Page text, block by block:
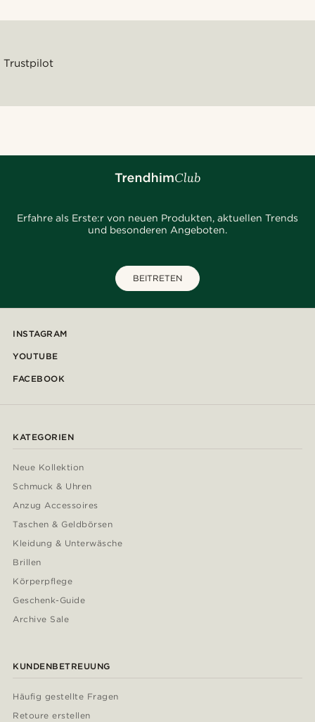
Trustpilot
Erfahre als Erste:r von neuen Produkten, aktuellen Trends
und besonderen Angeboten.
BEITRETEN
INSTAGRAM
YOUTUBE
FACEBOOK
KATEGORIEN
Neue Kollektion
Schmuck & Uhren
Anzug Accessoires
Taschen & Geldbörsen
Kleidung & Unterwäsche
Brillen
Körperpflege
Geschenk-Guide
Archive Sale
KUNDENBETREUUNG
Häufig gestellte Fragen
Retoure erstellen